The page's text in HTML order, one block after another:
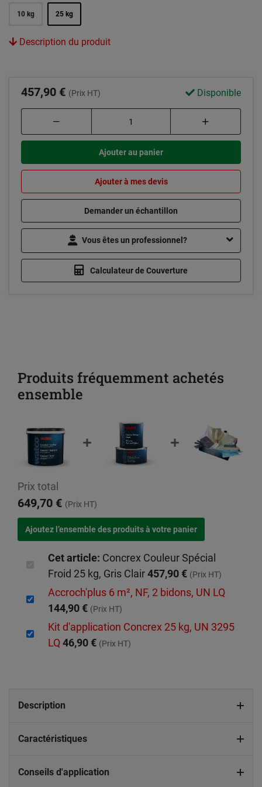
10 kg 25 kg
Description du produit
457,90 € (Prix HT) Disponible
Ajouter au panier
Ajouter à mes devis
Demander un échantillon
Vous êtes un professionnel?
Calculateur de Couverture
Produits fréquemment achetés
ensemble
Prix total
649,70 € (Prix HT)
Cet article: Concrex Couleur Spécial
Froid 25 kg, Gris Clair457,90 € (Prix HT)
Accroch'plus 6 m², NF, 2 bidons, UN LQ
144,90 € (Prix HT)
Kit d'application Concrex 25 kg, UN 3295
LQ46,90 € (Prix HT)
Description
Caractéristiques
Conseils d'application